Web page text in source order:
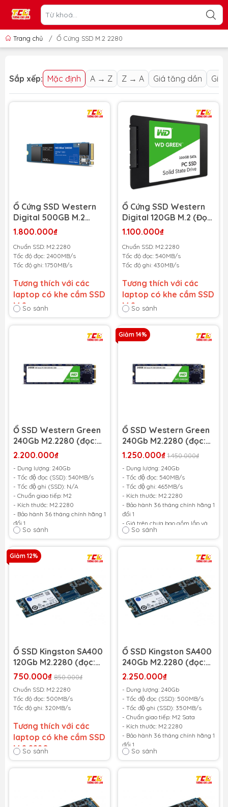
Trang chủ / Ổ Cứng SSD M.2 2280
Sắp xếp: Mặc định A → Z Z → A Giá tăng dần Giá
Ổ Cứng SSD Western
Digital 500GB M.2
NVMe (Đọc: 2400MB/s
1.800.000₫
Chuẩn SSD: M2.2280
Tốc độ đọc: 2400MB/s
Tốc độ ghi: 1750MB/s
Tương thích với các
laptop có khe cắm SSD
M.2
Bảo hành 36 tháng-
Cam kết bảo hành uy tín
gian bảo hành
So sánh
Ổ Cứng SSD Western
Digital 120GB M.2 (Đọc:
545MB/s | Ghi:
1.100.000₫
Chuẩn SSD: M2.2280
Tốc độ đọc: 540MB/s
Tốc độ ghi: 430MB/s
Tương thích với các
laptop có khe cắm SSD
M.2
Bảo hành 36 tháng-
Cam kết bảo hành uy tín
gian bảo hành
So sánh
Ổ SSD Western Green
240Gb M2.2280 (đọc:
545MB/s)
2.200.000₫
- Dung lượng: 240Gb
- Tốc độ đọc (SSD): 540MB/s
- Tốc độ ghi (SSD): N/A
- Chuẩn giao tiếp: M2
- Kích thước: M2.2280
- Bảo hành 36 tháng chính hãng 1
đổi 1
- Giá trên chưa bao gồm lắp và
cài win
So sánh
Giảm 14%
Ổ SSD Western Green
240Gb M2.2280 (đọc:
540MB/s /ghi:
1.250.000₫ 1.450.000₫
- Dung lượng: 240Gb
- Tốc độ đọc: 540MB/s
- Tốc độ ghi: 465MB/s
- Kích thước: M2.2280
- Bảo hành 36 tháng chính hãng 1
đổi 1
- Giá trên chưa bao gồm lắp và
cài winSo sánh
Giảm 12%
Ổ SSD Kingston SA400
120Gb M2.2280 (đọc:
500MB/s /ghi:
750.000₫ 850.000₫
Chuẩn SSD: M2.2280
Tốc độ đọc: 500MB/s
Tốc độ ghi: 320MB/s
Tương thích với các
laptop có khe cắm SSD
M.2 2280
Bảo hành 36 tháng-
Cam kết bảo hành uy tín
Lỗi 1 đổi 1 trong suốt thời
So sánh
Ổ SSD Kingston SA400
240Gb M2.2280 (đọc:
500MB/s /ghi:
2.250.000₫
- Dung lượng: 240Gb
- Tốc độ đọc (SSD): 500MB/s
- Tốc độ ghi (SSD): 350MB/s
- Chuẩn giao tiếp: M2 Sata
- Kích thước: M2.2280
- Bảo hành 36 tháng chính hãng 1
đổi 1
- Giá trên chưa bao gồm lắp và
cài win
So sánh